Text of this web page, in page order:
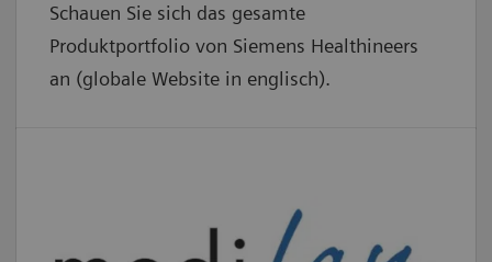
Schauen Sie sich das gesamte
Produktportfolio von Siemens Healthineers
an (globale Website in englisch).